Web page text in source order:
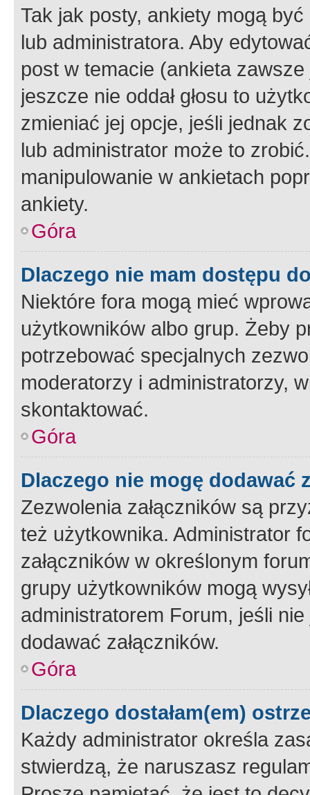
Tak jak posty, ankiety mogą
lub administratora. Aby
post w temacie (ankieta
jeszcze nie oddał głosu to
zmieniać jej opcje, jeśli jednak
lub administrator może to
manipulowanie w ankietach
ankiety.
Góra
Dlaczego nie mam dostępu
Niektóre fora mogą mieć
użytkowników albo grup. Żeby
potrzebować specjalnych
moderatorzy i administratorzy,
skontaktować.
Góra
Dlaczego nie mogę dodawać
Zezwolenia załączników są
też użytkownika. Administrator
załączników w określonym
grupy użytkowników mogą
administratorem Forum, jeśli
dodawać załączników.
Góra
Dlaczego dostałam(em)
Każdy administrator określa
stwierdzą, że naruszasz